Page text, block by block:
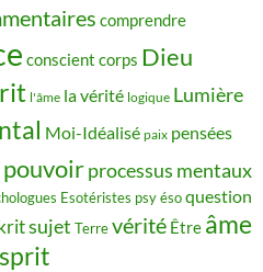
comprendre
conscient corps Dieu
l'âme la vérité logique Lumière
Moi-Idéalisé paix pensées
pouvoirprocessus mentaux
Esotéristes psy ésoquestion
sujet Terrevérité Être âme